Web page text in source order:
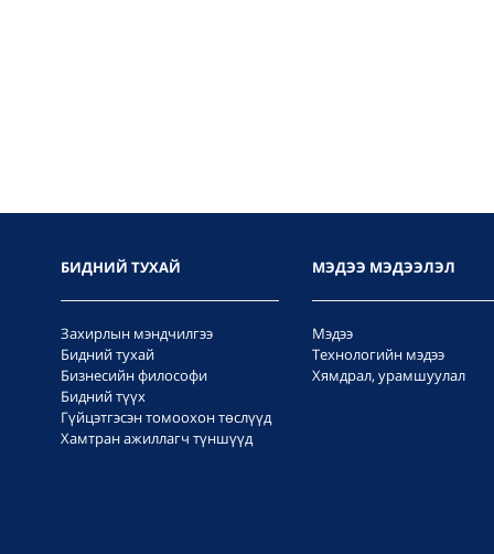
БИДНИЙ ТУХАЙ
Захирлын мэндчилгээ
Бидний тухай
Бизнесийн философи
Бидний түүх
Гүйцэтгэсэн томоохон төслүүд
Хамтран ажиллагч түншүүд
МЭДЭЭ МЭДЭЭЛЭЛ
Мэдээ
Технологийн мэдээ
Хямдрал, урамшуулал